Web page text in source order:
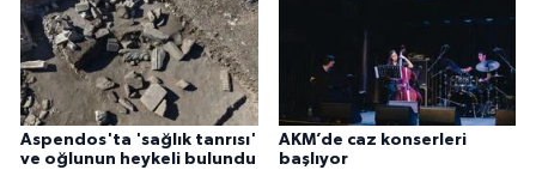
Aspendos'ta 'sağlık tanrısı'
ve oğlunun heykeli bulundu
AKM’de caz konserleri
başlıyor